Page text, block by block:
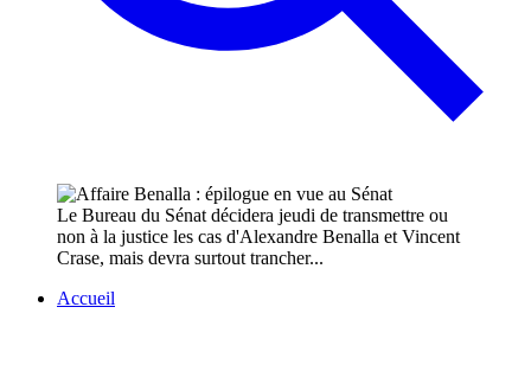
Le Bureau du Sénat décidera jeudi de transmettre ou
non à la justice les cas d'Alexandre Benalla et Vincent
Crase, mais devra surtout trancher...
Accueil